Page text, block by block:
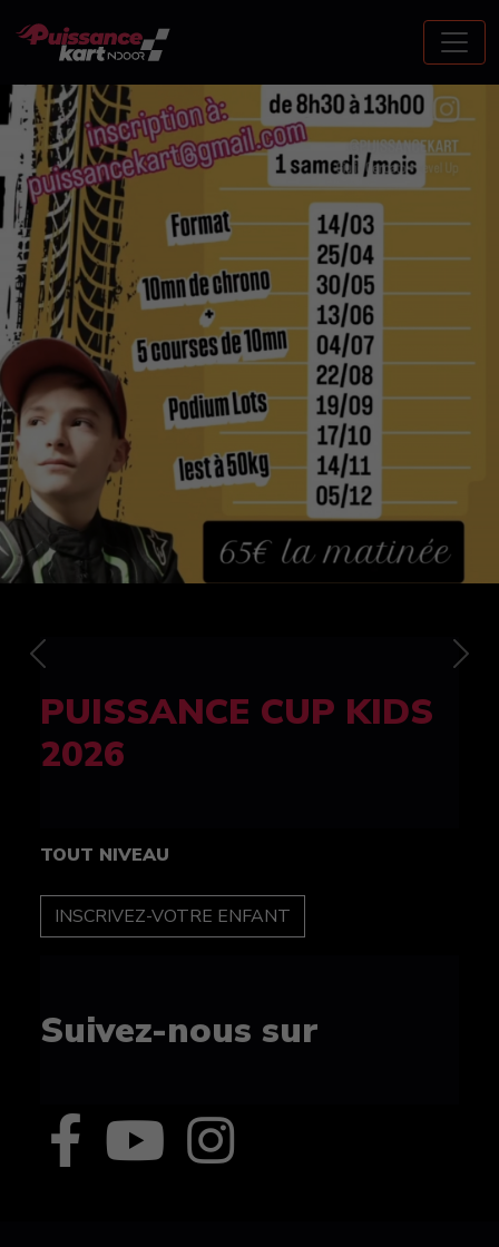
FELINE CUP 100%
féminine
TOUT NIVEAU
INSCRIPTION
Suivez-nous sur
Previous Next